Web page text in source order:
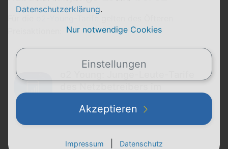
Datenschutzerklärung.
Nur notwendige Cookies
Einstellungen
Akzeptieren
Impressum Datenschutz